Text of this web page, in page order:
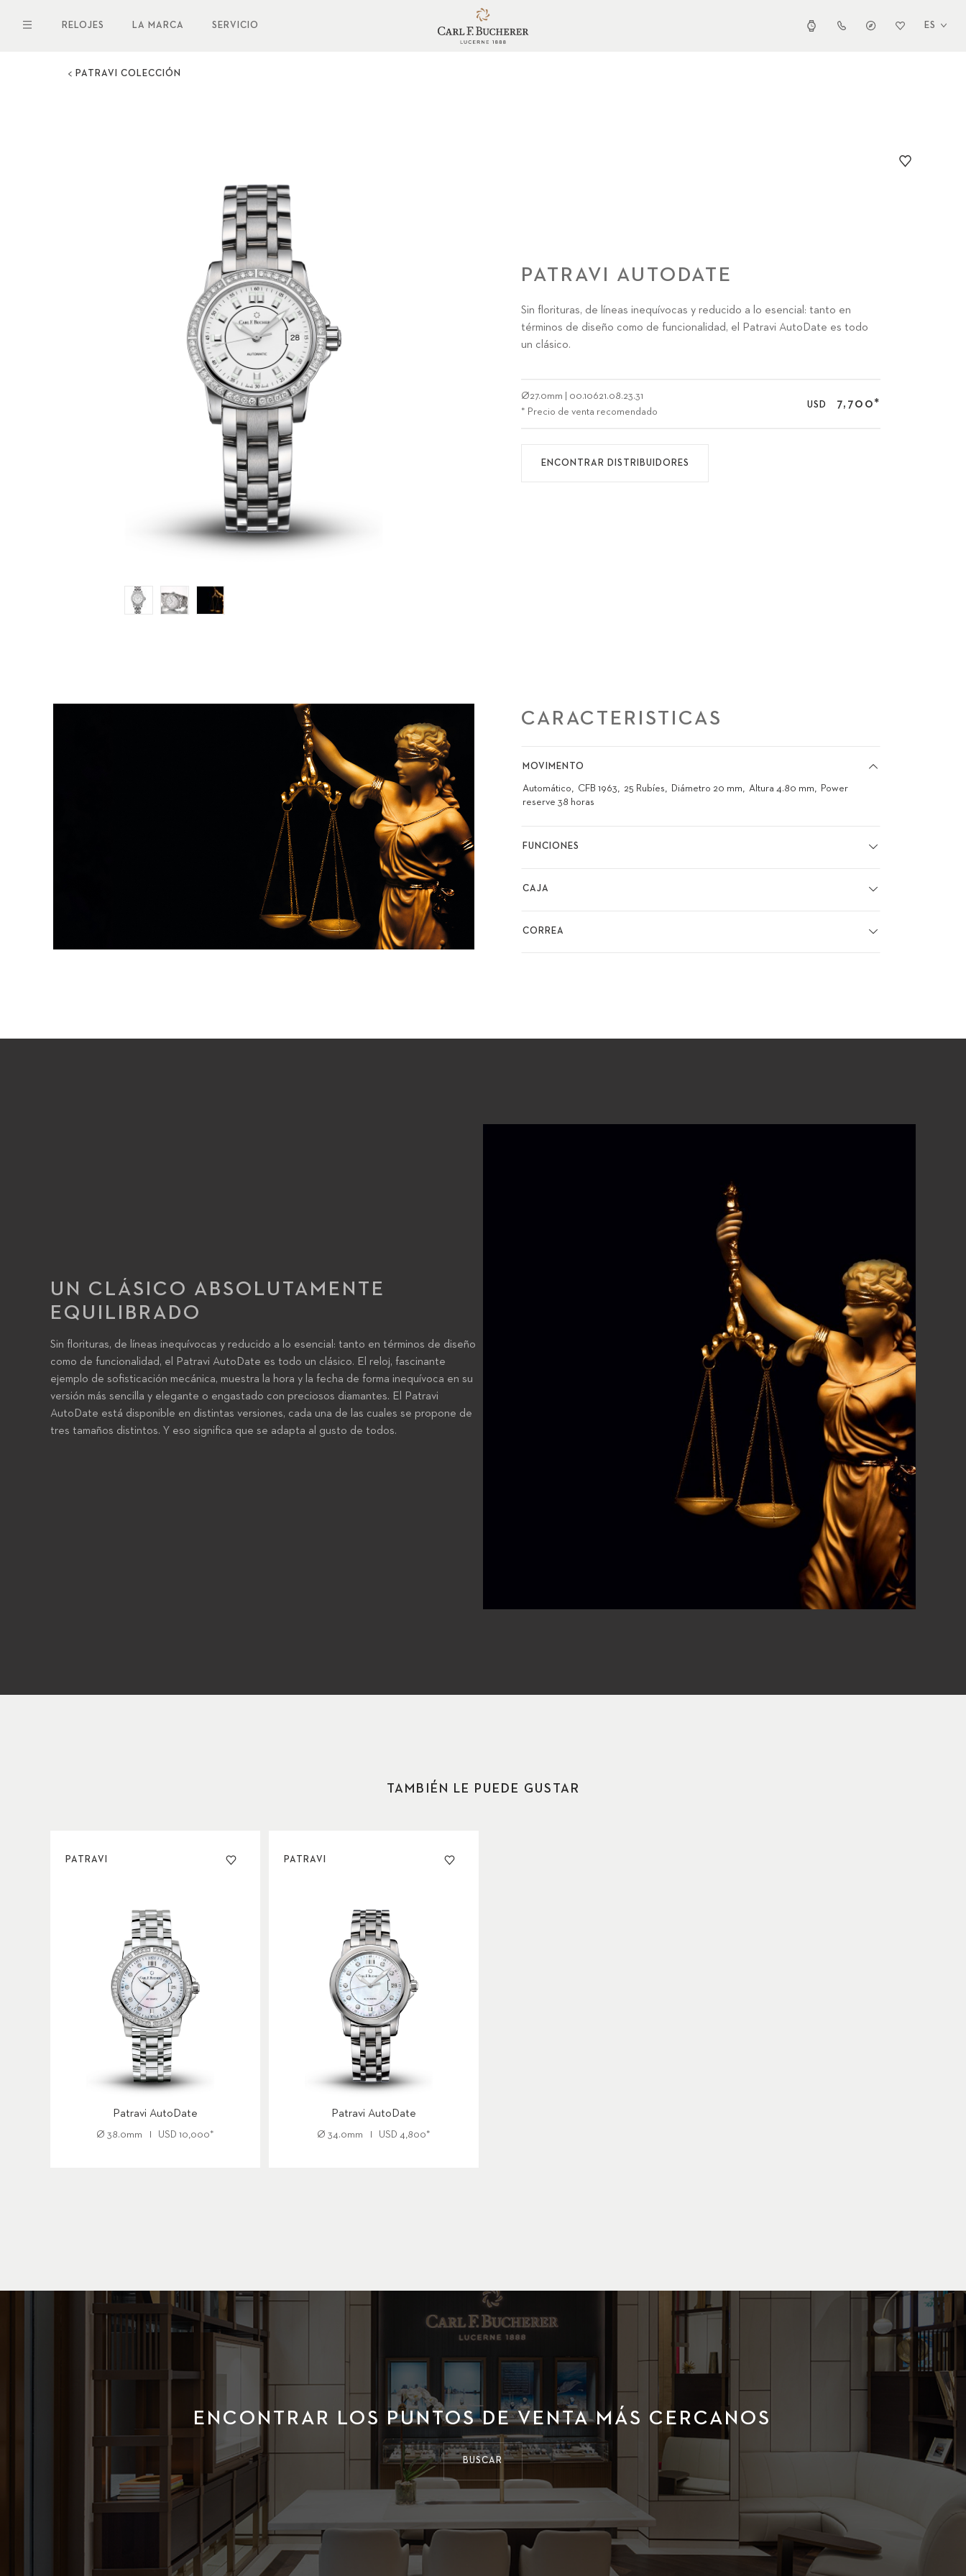
RELOJES LA MARCA SERVICIO ES
PATRAVI COLECCIÓN
PATRAVI AUTODATE
Sin florituras, de líneas inequívocas y reducido a lo esencial: tanto en
términos de diseño como de funcionalidad, el Patravi AutoDate es todo
un clásico.
Ø27.0mm
00.10621.08.23.31
* Precio de venta recomendado
USD 7,700*
ENCONTRAR DISTRIBUIDORES
CARACTERISTICAS
MOVIMENTO
Automático CFB 1963 25 Rubíes Diámetro 20 mm Altura 4.80 mm
Power
reserve 38 horas
FUNCIONES
CAJA
CORREA
UN CLÁSICO ABSOLUTAMENTE
EQUILIBRADO
Sin florituras, de líneas inequívocas y reducido a lo esencial: tanto en términos de diseño
como de funcionalidad, el Patravi AutoDate es todo un clásico. El reloj, fascinante
ejemplo de sofisticación mecánica, muestra la hora y la fecha de forma inequívoca en su
versión más sencilla y elegante o engastado con preciosos diamantes. El Patravi
AutoDate está disponible en distintas versiones, cada una de las cuales se propone de
tres tamaños distintos. Y eso significa que se adapta al gusto de todos.
TAMBIÉN LE PUEDE GUSTAR
PATRAVI
Patravi AutoDate
Ø 38.0mm USD 10,000*
PATRAVI
Patravi AutoDate
Ø 34.0mm USD 4,800*
ENCONTRAR LOS PUNTOS DE VENTA MÁS CERCANOS
BUSCAR